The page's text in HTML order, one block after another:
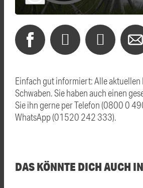
Einfach gut informiert: Alle aktuellen
Schwaben. Sie haben auch einen
Sie ihn gerne per Telefon (0800 0
WhatsApp (01520 242 333).
DAS KÖNNTE DICH AUCH